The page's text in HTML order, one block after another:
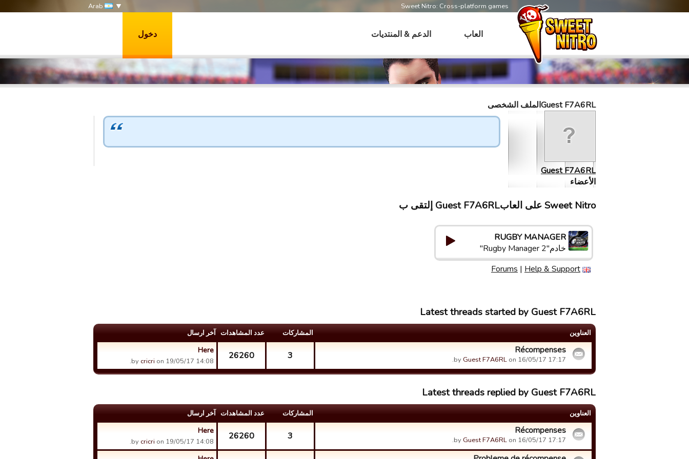
Sweet Nitro: Cross-platform games
العاب الدعم & المنتديات دخول
Guest F7A6RLالملف الشخصى
Guest F7A6RL
الأعضاء
Sweet Nitro علی العابGuest F7A6RL إلتقى ب
RUGBY MANAGER
خادم"Rugby Manager 2"
Forums | Help & Support
Latest threads started by Guest F7A6RL
العناوین المشارکات عدد المشاهدات آخر ارسال
Récompenses
by Guest F7A6RL on 16/05/17 17:17.
3
26260
Here
by cricri on 19/05/17 14:08.
Latest threads replied by Guest F7A6RL
العناوین المشارکات عدد المشاهدات آخر ارسال
Récompenses
by Guest F7A6RL on 16/05/17 17:17.
3
26260
Here
by cricri on 19/05/17 14:08.